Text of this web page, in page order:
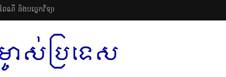
ៃណី និងបច្ចេកវិទ្យា